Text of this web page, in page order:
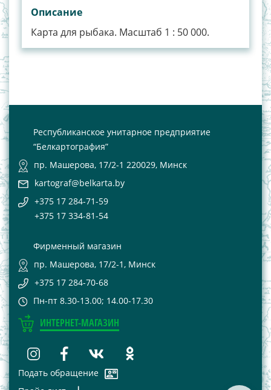
Описание
Карта для рыбака. Масштаб 1 : 50 000.
Республиканское унитарное предприятие
“Белкартография”
пр. Машерова, 17/2-1 220029, Минск
kartograf@belkarta.by
+375 17 284-71-59
+375 17 334-81-54
Фирменный магазин
пр. Машерова, 17/2-1, Минск
+375 17 284-70-68
Пн-пт 8.30-13.00; 14.00-17.30
ИНТЕРНЕТ-МАГАЗИН
Подать обращение